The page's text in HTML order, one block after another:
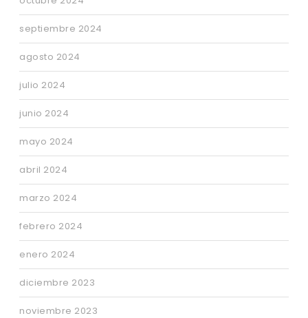
septiembre 2024
agosto 2024
julio 2024
junio 2024
mayo 2024
abril 2024
marzo 2024
febrero 2024
enero 2024
diciembre 2023
noviembre 2023